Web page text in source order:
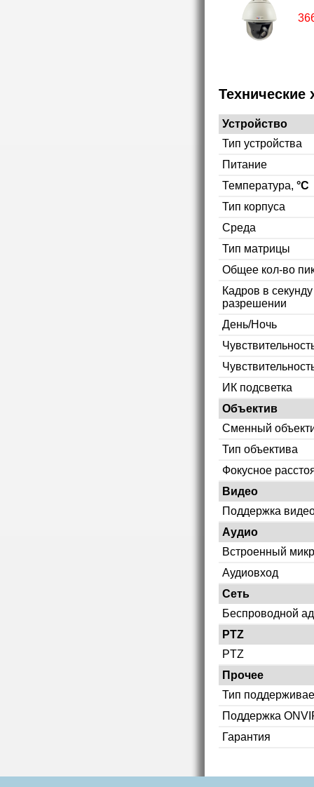
Технические
Устройство
Тип устройства
Питание
Температура, °C
Тип корпуса
Среда
Тип матрицы
Общее кол-во
Кадров в
разрешении
День/Ночь
ИК подсветка
Объектив
Сменный
Тип объектива
Фокусное
Видео
Поддержка
Аудио
Встроенный
Аудиовход
Сеть
Беспроводной
PTZ
PTZ
Прочее
Тип
Поддержка
Гарантия